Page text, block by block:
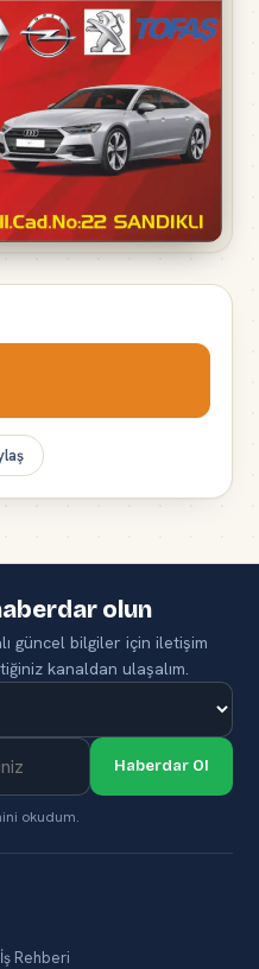
olun
güncel bilgiler için iletişim
kanaldan ulaşalım.
Haberdar Ol
okudum.
Rehberi